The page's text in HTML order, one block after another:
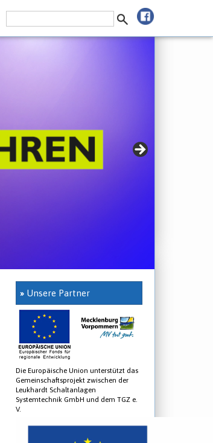
» Unsere Partner
Die Europäische Union unterstützt das
Gemeinschaftsprojekt zwischen der
Leukhardt Schaltanlagen
Systemtechnik GmbH und dem TGZ e.
V.